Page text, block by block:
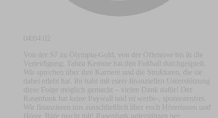
04:04:02
Von der S7 zu Olympia-Gold, von der Offensive bis in die
Verteidigung: Tabea Kemme hat den Fußball durchgespielt.
Wir sprechen über ihre Karriere und die Strukturen, die sie
dabei erlebt hat. Ihr habt mit eurer finanziellen Unterstützung
diese Folge möglich gemacht – vielen Dank dafür! Der
Rasenfunk hat keine Paywall und ist werbe-, sponsorenfrei.
Wir finanzieren uns ausschließlich über euch Hörerinnen und
Hörer. Bitte macht mit! Rasenfunk unterstützen per